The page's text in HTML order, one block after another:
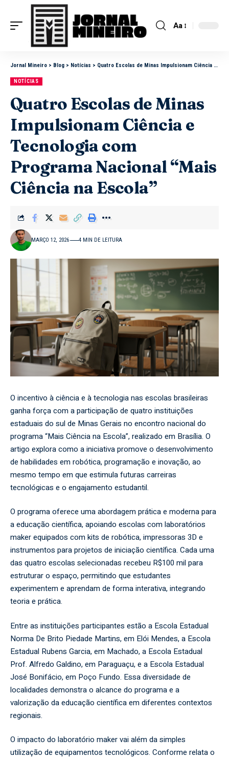
Aa
Jornal Mineiro > Blog > Notícias > Quatro Escolas de Minas Impulsionam Ciência e Tecnologia com Programa Nacional “Mais Ciência na Escola”
NOTÍCIAS
Quatro Escolas de Minas
Impulsionam Ciência e
Tecnologia com
Programa Nacional “Mais
Ciência na Escola”
MARÇO 12, 2026 4 MIN DE LEITURA
O incentivo à ciência e à tecnologia nas escolas brasileiras
ganha força com a participação de quatro instituições
estaduais do sul de Minas Gerais no encontro nacional do
programa “Mais Ciência na Escola”, realizado em Brasília. O
artigo explora como a iniciativa promove o desenvolvimento
de habilidades em robótica, programação e inovação, ao
mesmo tempo em que estimula futuras carreiras
tecnológicas e o engajamento estudantil.
O programa oferece uma abordagem prática e moderna para
a educação científica, apoiando escolas com laboratórios
maker equipados com kits de robótica, impressoras 3D e
instrumentos para projetos de iniciação científica. Cada uma
das quatro escolas selecionadas recebeu R$100 mil para
estruturar o espaço, permitindo que estudantes
experimentem e aprendam de forma interativa, integrando
teoria e prática.
Entre as instituições participantes estão a Escola Estadual
Norma De Brito Piedade Martins, em Elói Mendes, a Escola
Estadual Rubens Garcia, em Machado, a Escola Estadual
Prof. Alfredo Galdino, em Paraguaçu, e a Escola Estadual
José Bonifácio, em Poço Fundo. Essa diversidade de
localidades demonstra o alcance do programa e a
valorização da educação científica em diferentes contextos
regionais.
O impacto do laboratório maker vai além da simples
utilização de equipamentos tecnológicos. Conforme relata o